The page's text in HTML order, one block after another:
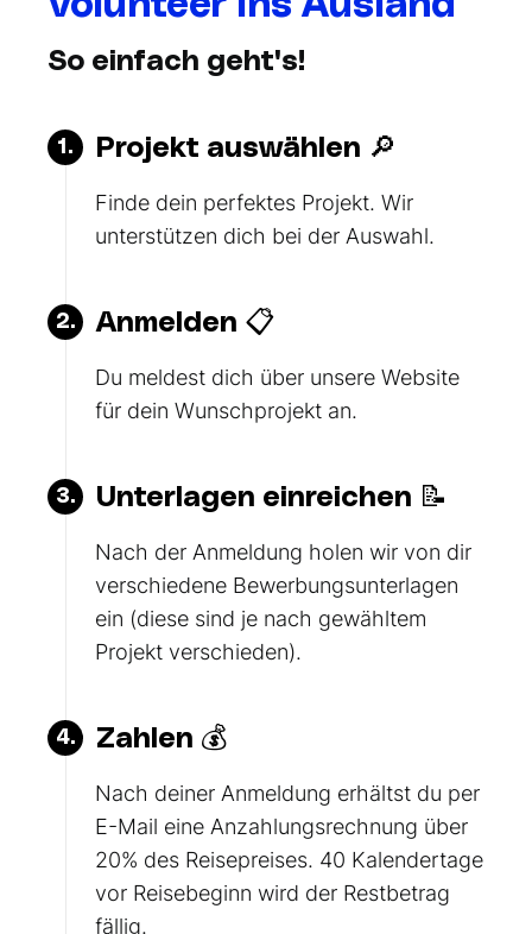
So einfach geht's!
1. Projekt auswählen 🔎
Finde dein perfektes Projekt. Wir
unterstützen dich bei der Auswahl.
2. Anmelden 📋
Du meldest dich über unsere Website
für dein Wunschprojekt an.
3. Unterlagen einreichen 📝
Nach der Anmeldung holen wir von dir
verschiedene Bewerbungsunterlagen
ein (diese sind je nach gewähltem
Projekt verschieden).
4. Zahlen 💰
Nach deiner Anmeldung erhältst du per
E-Mail eine Anzahlungsrechnung über
20% des Reisepreises. 40 Kalendertage
vor Reisebeginn wird der Restbetrag
fällig.